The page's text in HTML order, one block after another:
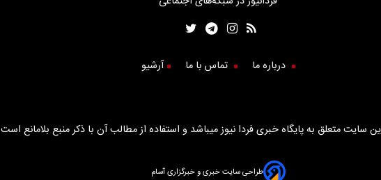
درباره ما تماس با ما آرشیو
سایت متعلق به پایگاه خبری فردا نیوز میباشد و استفاده از مطالب آن با ذکر منبع بلامانع است
طراحی سایت خبری و خبرگزاری آسام